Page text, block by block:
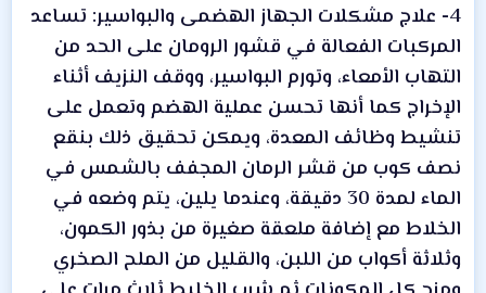
4- علاج مشكلات الجهاز الهضمى والبواسير: تساعد
المركبات الفعالة في قشور الرومان على الحد من
التهاب الأمعاء، وتورم البواسير، ووقف النزيف أثناء
الإخراج كما أنها تحسن عملية الهضم وتعمل على
تنشيط وظائف المعدة، ويمكن تحقيق ذلك بنقع
نصف كوب من قشر الرمان المجفف بالشمس في
الماء لمدة 30 دقيقة، وعندما يلين، يتم وضعه في
الخلاط مع إضافة ملعقة صغيرة من بذور الكمون،
وثلاثة أكواب من اللبن، والقليل من الملح الصخري